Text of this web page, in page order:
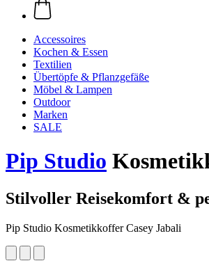
Accessoires
Kochen & Essen
Textilien
Übertöpfe & Pflanzgefäße
Möbel & Lampen
Outdoor
Marken
SALE
Pip Studio
Stilvoller Reisekomfort &
Pip Studio Kosmetikkoffer Casey Jabali